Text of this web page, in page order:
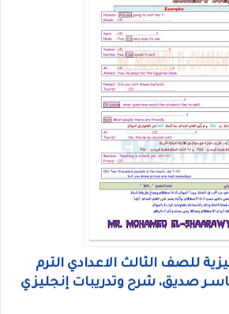
للصف الثالث الاعدادي الترم
مستر ياسـر صديق، شرح وتدريبات إنجليزي